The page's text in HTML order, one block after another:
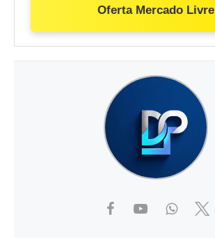
Oferta Mercado Livre